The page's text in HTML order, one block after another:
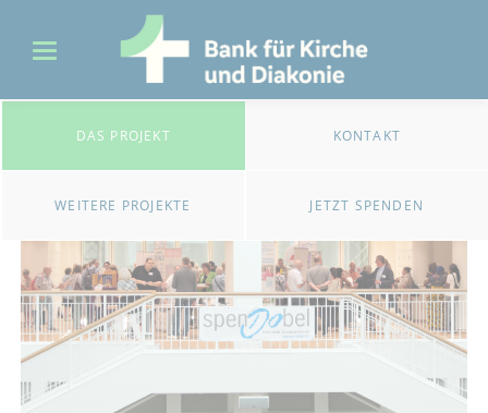
DAS PROJEKT KONTAKT
WEITERE PROJEKTE JETZT SPENDEN